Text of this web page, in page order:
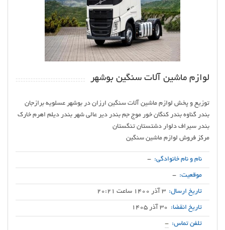
لوازم ماشین آلات سنگین بوشهر
توزیع و پخش لوازم ماشین آلات سنگین ارزان در بوشهر عسلویه برازجان
بندر گناوه بندر کنگان خور موج جم بندر دیر عالی شهر بندر دیلم اهرم خارک
مرکز فروش لوازم ماشین سنگین
نام و نام خانوادگی: -
موقعیت: -
تاریخ ارسال: 3 آذر 1400 ساعت 20:21
تاریخ انقضا: 30 آذر 1405
تلفن تماس: -